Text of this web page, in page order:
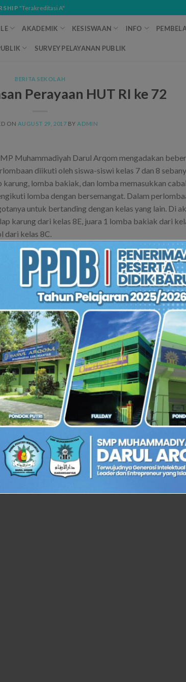
"Terakreditasi A"
AKADEMIK KESISWAAN INFO
SURVEY PELAYANAN PUBLIK
BERITA SEKOLAH
Perayaan HUT RI ke 72
ON AUGUST 29, 2017 BY ADMIN
Muhammadiyah Darul Arqom mengadakan
diikuti oleh siswa-siswi kelas 7 dan 8
lomba bakiak, dan lomba memasukkan
lomba dengan bersemangat. Dalam
untuk bertanding dengan kelas yang lain. Di
karung dari kelas 8E, juara 1 lomba bakiak dari
dari kelas 8C.
in Berita Sekolah. Bookmark thepermalink.
– 2018 Meriah, Ikuti Karnaval Jalan Kaki HUT